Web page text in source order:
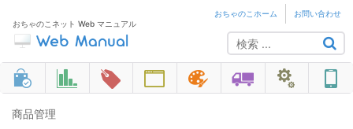
おちゃのこネット Web マニュアル
おちゃのこホーム お問い合わせ
商品管理